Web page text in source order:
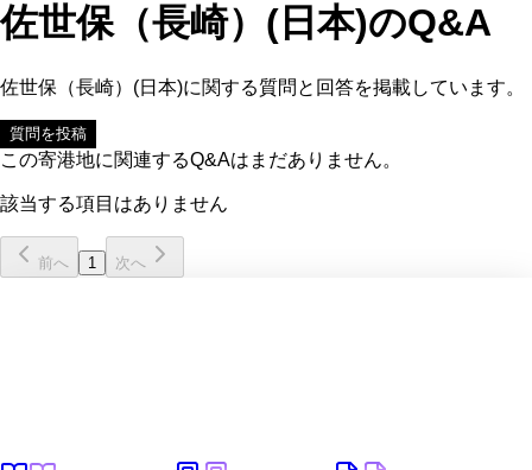
佐世保（長崎）(日本)のQ&A
佐世保（長崎）(日本)に関する質問と回答を掲載しています。
質問を投稿
この寄港地に関連するQ&Aはまだありません。
該当する項目はありません
前へ 1 次へ